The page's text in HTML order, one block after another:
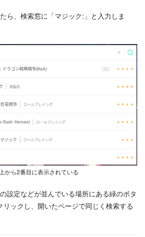
ら、検索窓に「マジック:」と入力しま
から2番目に表示されている
設定などが並んでいる場所にある緑のボタ
リックし、開いたページで同じく検索する